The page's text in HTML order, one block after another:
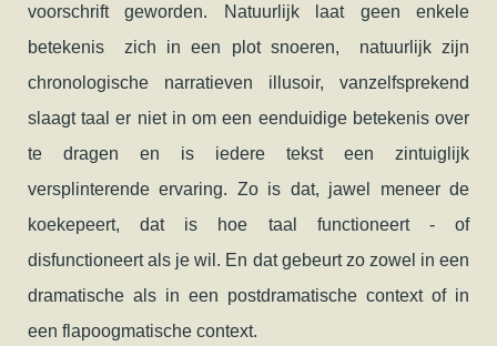
voorschrift geworden. Natuurlijk laat geen enkele
betekenis zich in een plot snoeren, natuurlijk zijn
chronologische narratieven illusoir, vanzelfsprekend
slaagt taal er niet in om een eenduidige betekenis over
te dragen en is iedere tekst een zintuiglijk
versplinterende ervaring. Zo is dat, jawel meneer de
koekepeert, dat is hoe taal functioneert - of
disfunctioneert als je wil. En dat gebeurt zo zowel in een
dramatische als in een postdramatische context of in
een flapoogmatische context.